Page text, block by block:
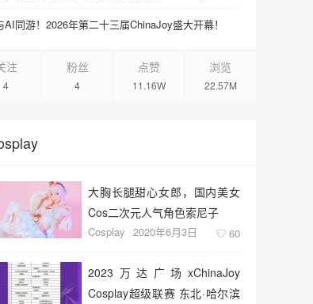
AI同游！2026年第二十三届ChinaJoy盛大开幕！
注
4
粉丝
4
点赞
11.16W
浏览
22.57M
大胸长腿甜心女郎，国内美女
Cos二次元人气角色索尼子
Cosplay 2020年6月3日 60
2023万达广场xChinaJoy
Cosplay超级联赛 东北·哈尔滨